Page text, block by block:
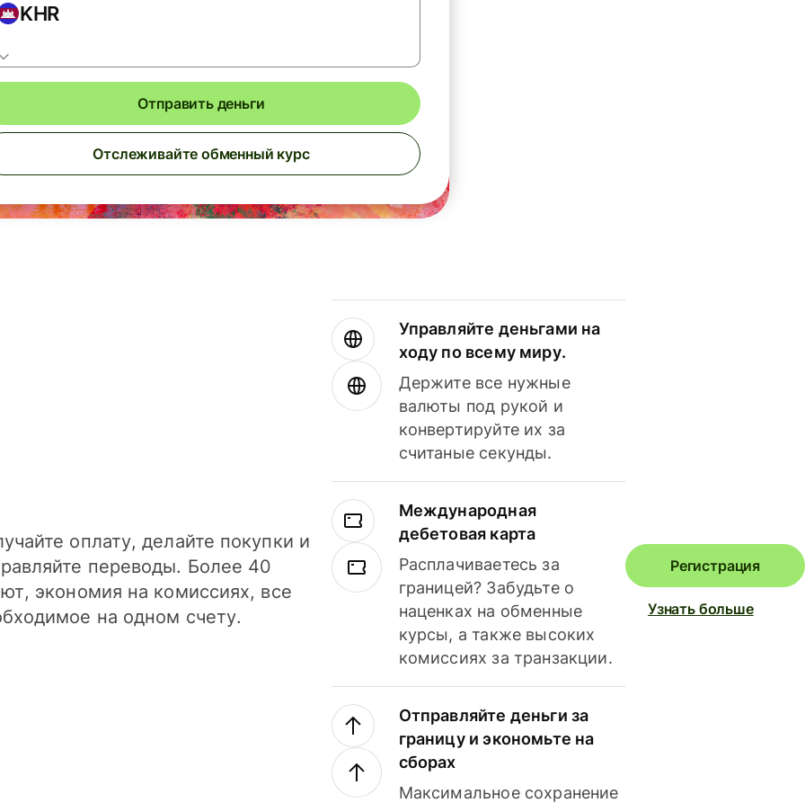
KHR
Отправить деньги
Отслеживайте обменный курс
оплату, делайте покупки и
переводы. Более 40
экономия на комиссиях, все
на одном счету.
Управляйте деньгами на
ходу по всему миру.
Держите все нужные
валюты под рукой и
конвертируйте их за
считаные секунды.
Международная
дебетовая карта
Расплачиваетесь за
границей? Забудьте о
наценках на обменные
курсы, а также высоких
комиссиях за транзакции.
Отправляйте деньги за
границу и экономьте на
сборах
Максимальное сохранение
Регистрация
Узнать больше